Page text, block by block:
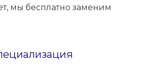
мы бесплатно заменим